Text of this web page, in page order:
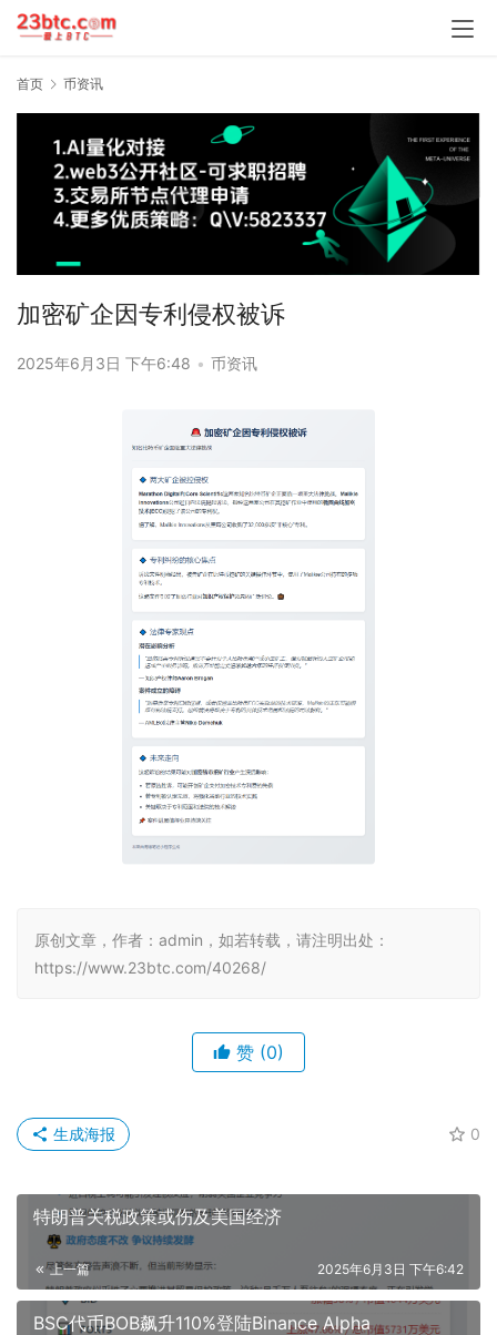
首页 币资讯
加密矿企因专利侵权被诉
2025年6月3日 下午6:48 • 币资讯
原创文章，作者：admin，如若转载，请注明出处：
https://www.23btc.com/40268/
赞 (0)
0
生成海报
特朗普关税政策或伤及美国经济
上一篇 2025年6月3日 下午6:42
BSC代币BOB飙升110%登陆Binance Alpha